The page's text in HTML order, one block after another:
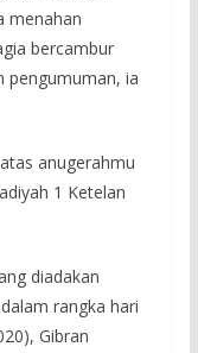
menahan
bercambur
pengumuman, ia
anugerahmu
1 Ketelan
diadakan
rangka hari
Gibran